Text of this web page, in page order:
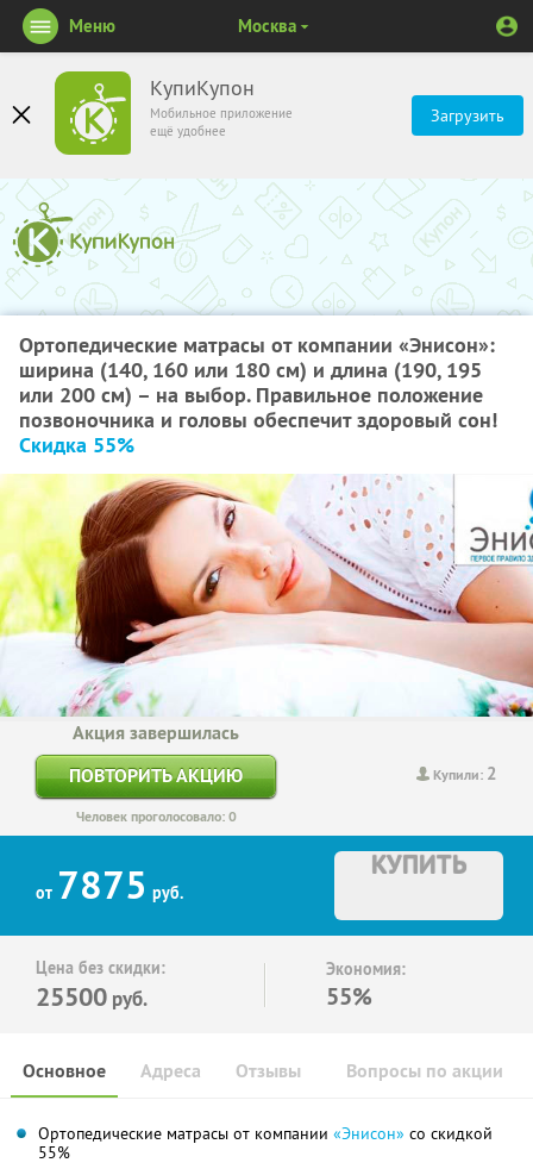
КупиКупон
Мобильное приложение
ещё удобнее
Загрузить
Меню Москва
Ортопедические матрасы от компании «Энисон»:
ширина (140, 160 или 180 см) и длина (190, 195
или 200 см) – на выбор. Правильное положение
позвоночника и головы обеспечит здоровый сон!
Скидка 55%
Купили: 2
Акция завершилась
ПОВТОРИТЬ АКЦИЮ
Человек проголосовало: 0
от 7875 руб.
КУПИТЬ
Цена без скидки:
25500 руб.
Экономия:
55%
Основное Отзывы Вопросы по акции
Адреса
Ортопедические матрасы от компании «Энисон» со скидкой
55%